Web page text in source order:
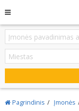
Pagrindinis Įmonės